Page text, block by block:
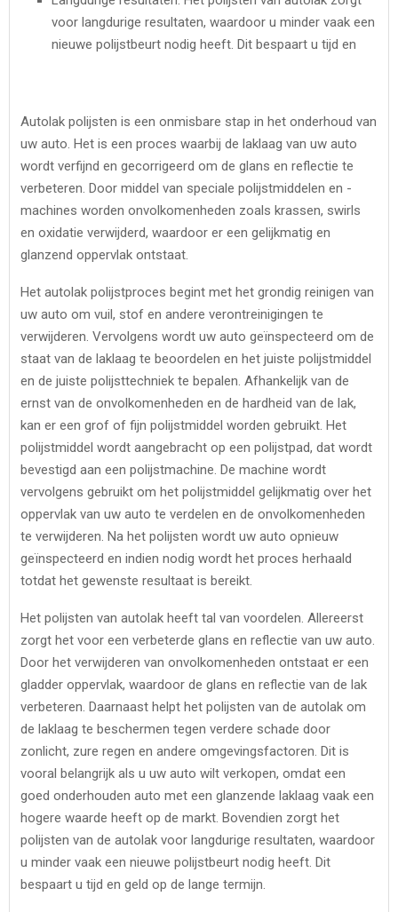
voor langdurige resultaten, waardoor u minder vaak een
nieuwe polijstbeurt nodig heeft. Dit bespaart u tijd en
Autolak polijsten is een onmisbare stap in het onderhoud van
uw auto. Het is een proces waarbij de laklaag van uw auto
wordt verfijnd en gecorrigeerd om de glans en reflectie te
verbeteren. Door middel van speciale polijstmiddelen en -
machines worden onvolkomenheden zoals krassen, swirls
en oxidatie verwijderd, waardoor er een gelijkmatig en
glanzend oppervlak ontstaat.
Het autolak polijstproces begint met het grondig reinigen van
uw auto om vuil, stof en andere verontreinigingen te
verwijderen. Vervolgens wordt uw auto geïnspecteerd om de
staat van de laklaag te beoordelen en het juiste polijstmiddel
en de juiste polijsttechniek te bepalen. Afhankelijk van de
ernst van de onvolkomenheden en de hardheid van de lak,
kan er een grof of fijn polijstmiddel worden gebruikt. Het
polijstmiddel wordt aangebracht op een polijstpad, dat wordt
bevestigd aan een polijstmachine. De machine wordt
vervolgens gebruikt om het polijstmiddel gelijkmatig over het
oppervlak van uw auto te verdelen en de onvolkomenheden
te verwijderen. Na het polijsten wordt uw auto opnieuw
geïnspecteerd en indien nodig wordt het proces herhaald
totdat het gewenste resultaat is bereikt.
Het polijsten van autolak heeft tal van voordelen. Allereerst
zorgt het voor een verbeterde glans en reflectie van uw auto.
Door het verwijderen van onvolkomenheden ontstaat er een
gladder oppervlak, waardoor de glans en reflectie van de lak
verbeteren. Daarnaast helpt het polijsten van de autolak om
de laklaag te beschermen tegen verdere schade door
zonlicht, zure regen en andere omgevingsfactoren. Dit is
vooral belangrijk als u uw auto wilt verkopen, omdat een
goed onderhouden auto met een glanzende laklaag vaak een
hogere waarde heeft op de markt. Bovendien zorgt het
polijsten van de autolak voor langdurige resultaten, waardoor
u minder vaak een nieuwe polijstbeurt nodig heeft. Dit
bespaart u tijd en geld op de lange termijn.